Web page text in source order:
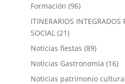
Formación (96)
ITINERARIOS INTEGRADOS
SOCIAL(21)
Noticias fiestas (89)
Noticias Gastronomía (16)
Noticias patrimonio